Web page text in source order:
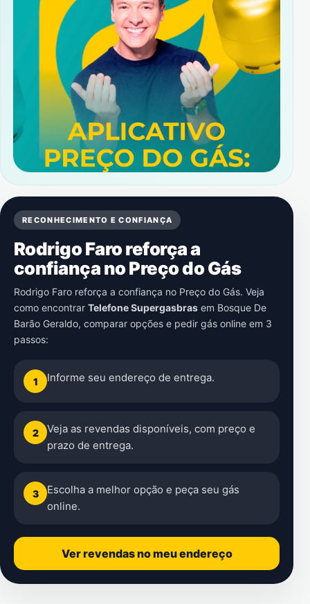
RECONHECIMENTO E CONFIANÇA
Rodrigo Faro reforça a
confiança no Preço do Gás
Rodrigo Faro reforça a confiança no Preço do Gás. Veja
como encontrar Telefone Supergasbras em Bosque De
Barão Geraldo, comparar opções e pedir gás online em 3
passos:
1 Informe seu endereço de entrega.
2
Veja as revendas disponíveis, com preço e
prazo de entrega.
3
Escolha a melhor opção e peça seu gás
online.
Ver revendas no meu endereço